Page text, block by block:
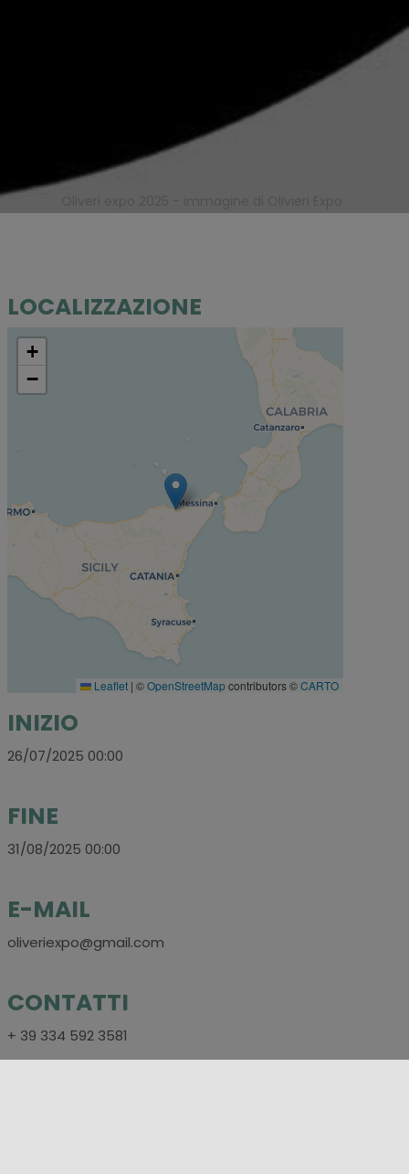
LOCALIZZAZIONE
+
−
Leaflet | ©OpenStreetMapcontributors ©CARTO
INIZIO
26/07/2025 00:00
FINE
31/08/2025 00:00
E-MAIL
oliveriexpo@gmail.com
CONTATTI
+ 39 334 592 3581